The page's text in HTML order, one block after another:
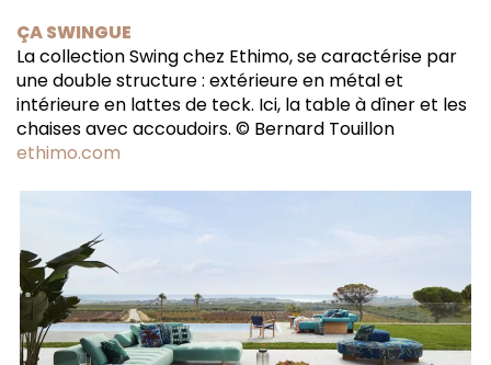
ÇA SWINGUE
La collection Swing chez Ethimo, se caractérise par
une double structure : extérieure en métal et
intérieure en lattes de teck. Ici, la table à dîner et les
chaises avec accoudoirs. © Bernard Touillon
ethimo.com